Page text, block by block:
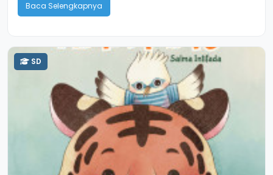
Baca Selengkapnya
SD